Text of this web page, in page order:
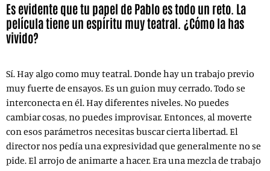
Es evidente que tu papel de Pablo es todo un reto. La
película tiene un espíritu muy teatral. ¿Cómo la has
vivido?
Sí. Hay algo como muy teatral. Donde hay un trabajo previo
muy fuerte de ensayos. Es un guion muy cerrado. Todo se
interconecta en él. Hay diferentes niveles. No puedes
cambiar cosas, no puedes improvisar. Entonces, al moverte
con esos parámetros necesitas buscar cierta libertad. El
director nos pedía una expresividad que generalmente no se
pide. El arrojo de animarte a hacer. Era una mezcla de trabajo